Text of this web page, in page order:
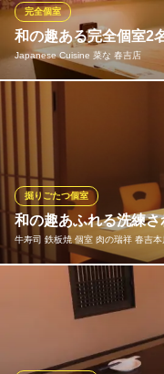
博多もつ鍋／活きイカ
地下鉄七隈線（3号線
福岡県福岡市中央区西中洲1-
和の趣ある完全個室2
Japanese Cuisine 菜な 春吉店
完全個室
扉付きでしっかりとした
意できます☆個室、半個
Japanese Cuisine
季節の料理と九州名物
地下鉄七隈線（3号線
福岡県福岡市中央区春吉3-
和の趣あふれる洗練さ
牛寿司 鉄板焼 個室 肉の瑞祥 春吉本
掘りごたつ個室
ご両家の結納・お顔合
せてお座りいただける
す。大切なお話もどうぞ
空間で、大切な方と素敵